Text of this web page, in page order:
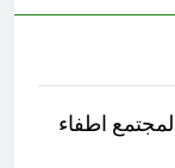
اطفاء